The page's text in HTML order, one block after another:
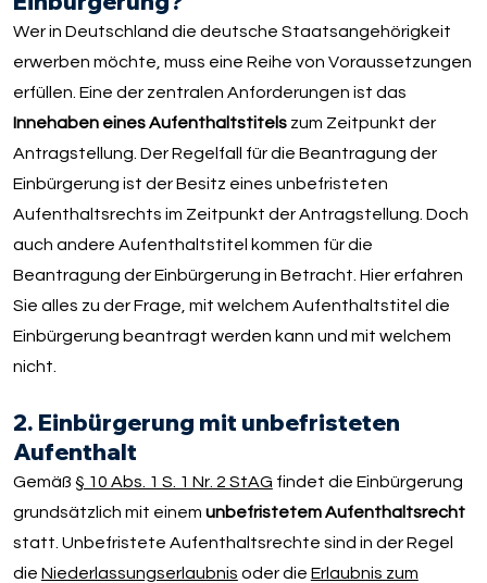
Wer in Deutschland die deutsche Staatsangehörigkeit
erwerben möchte, muss eine Reihe von Voraussetzungen
erfüllen. Eine der zentralen Anforderungen ist das
Innehaben eines Aufenthaltstitels zum Zeitpunkt der
Antragstellung. Der Regelfall für die Beantragung der
Einbürgerung ist der Besitz eines unbefristeten
Aufenthaltsrechts im Zeitpunkt der Antragstellung. Doch
auch andere Aufenthaltstitel kommen für die
Beantragung der Einbürgerung in Betracht. Hier erfahren
Sie alles zu der Frage, mit welchem Aufenthaltstitel die
Einbürgerung beantragt werden kann und mit welchem
nicht.
2. Einbürgerung mit unbefristeten
Aufenthalt
Gemäß § 10 Abs. 1 S. 1 Nr. 2 StAG findet die Einbürgerung
grundsätzlich mit einem unbefristetem Aufenthaltsrecht
statt. Unbefristete Aufenthaltsrechte sind in der Regel
die Niederlassungserlaubnis oder die Erlaubnis zum